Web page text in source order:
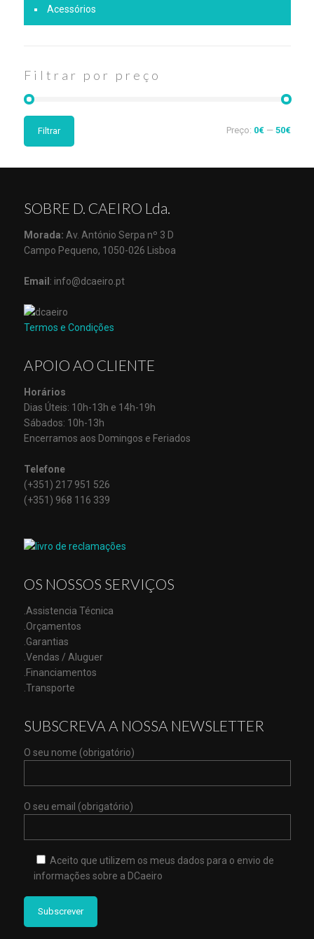
Acessórios
Filtrar por preço
Filtrar Preço: 0€— 50€
SOBRE D. CAEIRO Lda.
Morada: Av. António Serpa nº 3 D
Campo Pequeno, 1050-026 Lisboa
Email : info@dcaeiro.pt
Termos e Condições
APOIO AO CLIENTE
Horários
Dias Úteis: 10h-13h e 14h-19h
Sábados: 10h-13h
Encerramos aos Domingos e Feriados
Telefone
(+351) 217 951 526
(+351) 968 116 339
OS NOSSOS SERVIÇOS
.Assistencia Técnica
.Orçamentos
.Garantias
.Vendas / Aluguer
.Financiamentos
.Transporte
SUBSCREVA A NOSSA NEWSLETTER
O seu nome (obrigatório)
O seu email (obrigatório)
Aceito que utilizem os meus dados para o envio de
informações sobre a DCaeiro